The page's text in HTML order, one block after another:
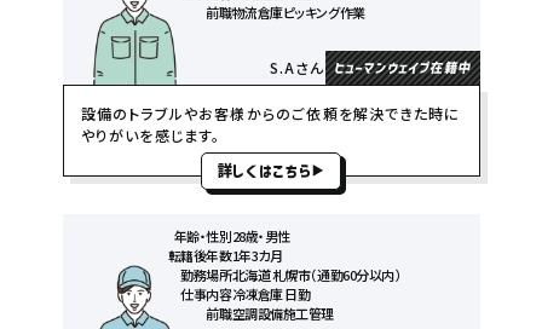
S.Aさん ヒューマンウェイブ在籍中
前職物流倉庫ピッキング作業
設備のトラブルやお客様からのご依頼を解決できた時に
やりがいを感じます。
詳しくはこちら
年齢・性別28歳・男性
転籍後年数1年3カ月
勤務場所北海道 札幌市（通勤60分以内）
仕事内容冷凍倉庫 日勤
前職空調設備施工管理